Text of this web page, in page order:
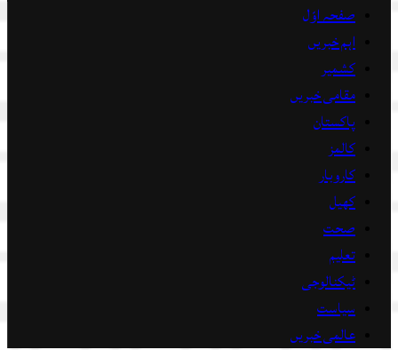
صفحہ اوّل
اہم خبریں
کشمیر
مقامی خبریں
پاکستان
کالمز
کاروبار
کھیل
صحت
تعلیم
ٹیکنالوجی
سیاست
عالمی خبریں